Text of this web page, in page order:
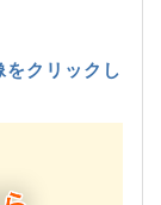
クリックし